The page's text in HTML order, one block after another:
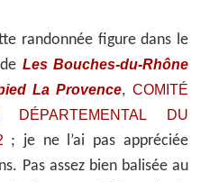
randonnée figure dans le
Les Bouches-du-Rhône
La Provence, COMITÉ
DU
; je ne l’ai pas appréciée
Pas assez bien balisée au